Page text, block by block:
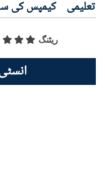
تعلیمی کیمپس کی
ریٹنگ